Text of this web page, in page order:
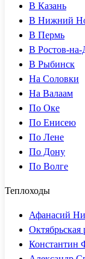
В Казань
В Нижний
В Пермь
В Ростов-
В Рыбинск
На Соловки
На Валаам
По Оке
По Енисею
По Лене
По Дону
По Волге
Теплоходы
Афанасий
Константин